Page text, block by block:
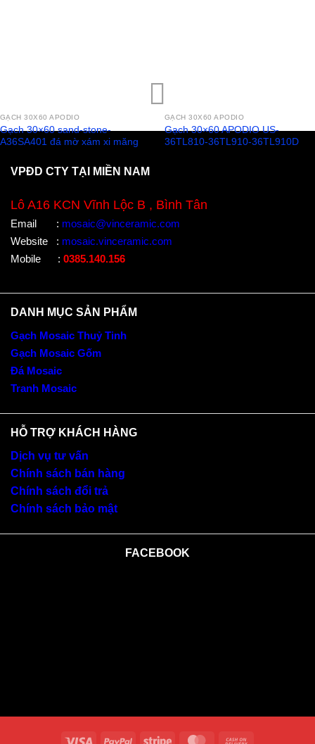
GẠCH 30X60 APODIO
Gạch 30×60 sand-stone-
A36SA401 đá mờ xám xi măng
GẠCH 30X60 APODIO
Gạch 30×60 APODIO US-
36TL810-36TL910-36TL910D
VPĐD CTY TẠI MIỀN NAM
Lô A16 KCN Vĩnh Lộc B , Bình Tân
Email : mosaic@vinceramic.com
Website
: mosaic.vinceramic.com
Mobile
: 0385.140.156
DANH MỤC SẢN PHẨM
Gạch Mosaic Thuỷ Tinh
Gạch Mosaic Gốm
Đá Mosaic
Tranh Mosaic
HỖ TRỢ KHÁCH HÀNG
Dịch vụ tư vấn
Chính sách bán hàng
Chính sách đổi trả
Chính sách bảo mật
FACEBOOK
Visa PayPal Stripe MasterCard